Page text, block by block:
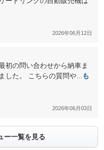
2026年06月12日
初の問い合わせから納車ま
した。 こちらの質問や...
も
2026年06月03日
ー一覧を見る